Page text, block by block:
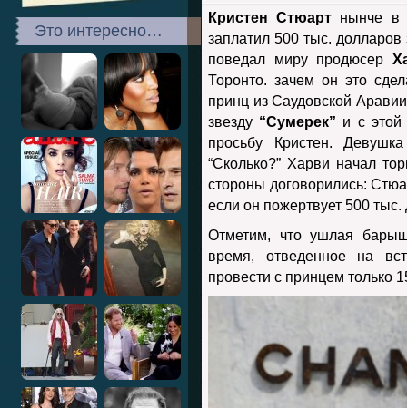
Это интересно…
Кристен Стюарт нынче в
заплатил 500 тыс. долларов
поведал миру продюсер
Торонто. зачем он это
принц из Саудовской
звезду “Сумерек” и с этой
просьбу Кристен.
“Сколько?” Харви начал
стороны договорились:
если он пожертвует 500
Отметим, что ушлая
время, отведенное на
провести с принцем только